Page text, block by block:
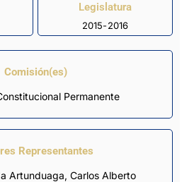
Legislatura
2015-2016
Comisión(es)
Permanente
Representantes
Artunduaga, Carlos Alberto